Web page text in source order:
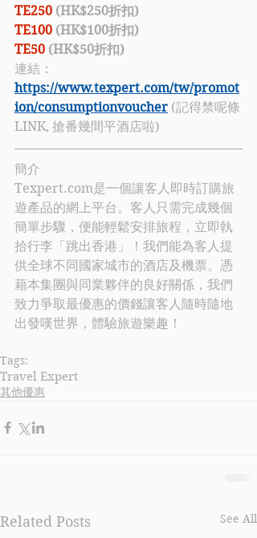
TE250 (HK$250折扣)
TE100 (HK$100折扣)
TE50 (HK$50折扣)
連結：
https://www.texpert.com/tw/promot
ion/consumptionvoucher (記得禁呢條
LINK, 搶番幾間平酒店啦)
簡介
Texpert.com是一個讓客人即時訂購旅
遊產品的網上平台。客人只需完成幾個
簡單步驟，便能輕鬆安排旅程，立即執
拾行李「跳出香港」！我們能為客人提
供全球不同國家城市的酒店及機票。憑
藉本集團與同業夥伴的良好關係，我們
致力爭取最優惠的價錢讓客人隨時隨地
出發嘆世界，體驗旅遊樂趣！
Tags:
Travel Expert
其他優惠
Related Posts See All